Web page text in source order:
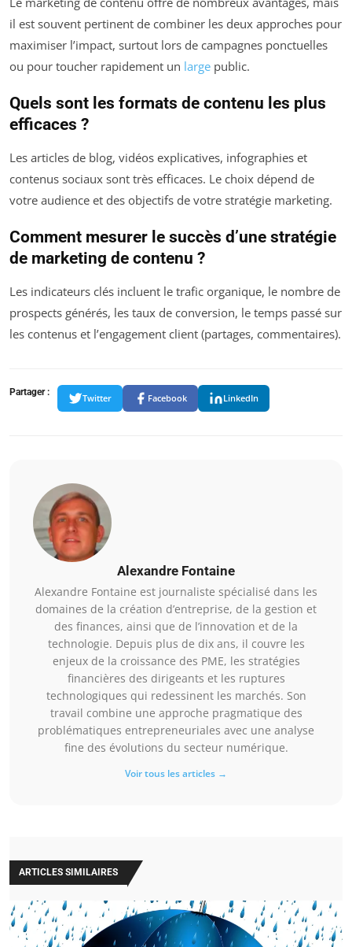
il est souvent pertinent de combiner les deux approches pour
maximiser l’impact, surtout lors de campagnes ponctuelles
ou pour toucher rapidement un large public.
Quels sont les formats de contenu les plus
efficaces ?
Les articles de blog, vidéos explicatives, infographies et
contenus sociaux sont très efficaces. Le choix dépend de
votre audience et des objectifs de votre stratégie marketing.
Comment mesurer le succès d’une stratégie
de marketing de contenu ?
Les indicateurs clés incluent le trafic organique, le nombre de
prospects générés, les taux de conversion, le temps passé sur
les contenus et l’engagement client (partages, commentaires).
Partager :
Twitter Facebook LinkedIn
Alexandre Fontaine
Alexandre Fontaine est journaliste spécialisé dans les
domaines de la création d’entreprise, de la gestion et
des finances, ainsi que de l’innovation et de la
technologie. Depuis plus de dix ans, il couvre les
enjeux de la croissance des PME, les stratégies
financières des dirigeants et les ruptures
technologiques qui redessinent les marchés. Son
travail combine une approche pragmatique des
problématiques entrepreneuriales avec une analyse
fine des évolutions du secteur numérique.
Voir tous les articles →
ARTICLES SIMILAIRES